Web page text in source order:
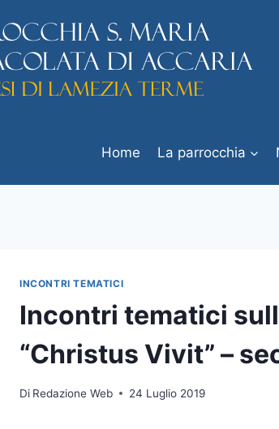
Home La parrocchia
INCONTRI TEMATICI
Incontri tematici
“Christus Vivit” –
Di Redazione Web 24 Luglio 2019